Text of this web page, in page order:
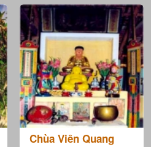
Chùa Viên Quang